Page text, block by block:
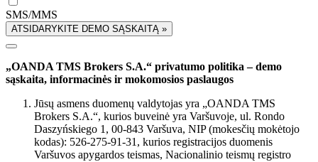
SMS/MMS
ATSIDARYKITE DEMO SĄSKAITĄ »
„OANDA TMS Brokers S.A.“ privatumo politika – demo
sąskaita, informacinės ir mokomosios paslaugos
Jūsų asmens duomenų valdytojas yra „OANDA TMS
Brokers S.A.“, kurios buveinė yra Varšuvoje, ul. Rondo
Daszyńskiego 1, 00-843 Varšuva, NIP (mokesčių mokėtojo
kodas): 526-275-91-31, kurios registracijos duomenis
Varšuvos apygardos teismas, Nacionalinio teismų registro